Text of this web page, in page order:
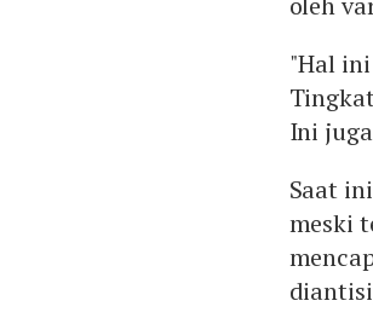
"Hal
Ini
Saat
meski